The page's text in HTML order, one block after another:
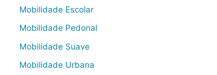
Mobilidade Escolar
Mobilidade Pedonal
Mobilidade Suave
Mobilidade Urbana